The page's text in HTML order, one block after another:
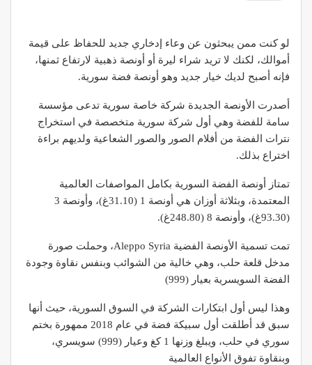
لو كنت ممن يبحثون عن وعاء إدخاري جديد للحفاظ على قيمة
أموالك، لكنك لا تريد شراء ليرة أو أونصة ذهبية لارتفاع ثمنها،
فإنه أصبح لديك خيار جديد وهو أونصة فضة سورية.
أصدرت الأونصة الجديدة شركة خاصة سورية تدعى مؤسسة
سامة للفضة وهي أول شركة سورية متخصصة في استخراج
نترات الفضة من أفلام الصور والصور الشعاعية ولديهم براءة
اختراع بذلك.
تمتاز أونصة الفضة السورية بكامل المواصفات العالمية
المعتمدة، وبثلاثة أوزان هي أونصة 1 (31.10غ)، وأونصة 3
(93.30غ)، وأونصة 8 (248.80غ).
تمت تسمية الأونصة الفضية Aleppo Syria، وحملت صورة
مدخل قلعة حلب، وهي خالية من الشوائب وبنفس نقاوة وجودة
الفضة السويسرية بعيار (999)
وهذا ليس أول ابتكارات الشركة في السوق السورية، حيث أنها
سبق قد أطلقت أول سبيكة فضة في عام 2018 ممهورة بختم
سوري في حلب، ويبلغ وزنها 1 كغ وعيار (999) سويسري،
وبنقاوة تفوق الأنواع العالمية